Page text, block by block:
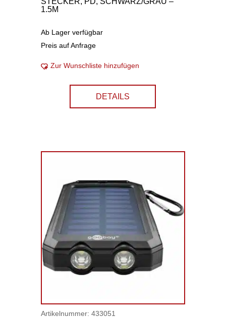
1.5M
Ab Lager verfügbar
Preis auf Anfrage
Zur Wunschliste hinzufügen
DETAILS
Artikelnummer: 433051